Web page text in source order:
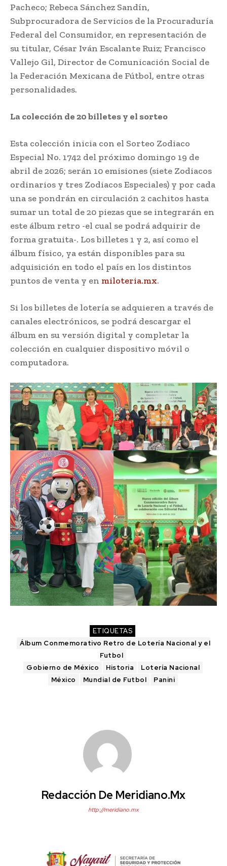
Pacheco; Rebeca Sánchez Sandín,
Subprocuradora de Servicios de la Procuraduría
Federal del Consumidor, en representación de
su titular, César Iván Escalante Ruiz; Francisco
Vallejo Gil, Director de Comunicación Social de
la Federación Mexicana de Fútbol, entre otras
personalidades.
La colección de 20 billetes y el sorteo
Esta colección inicia con el Sorteo Zodiaco
Especial No. 1742 del próximo domingo 19 de
abril de 2026; serán 10 emisiones (siete Zodiacos
ordinarios y tres Zodiacos Especiales) y por cada
una se pondrán en circulación 2 cachitos hasta
sumar un total de 20 piezas que se integrarán en
este álbum retro -el cual se podrá adquirir de
forma gratuita-. Los billetes 1 y 2, así como el
álbum físico, ya están disponibles para su
adquisición en todo el país en los distintos
puntos de venta y en miloteria.mx.
Si los billetes de lotería se adquieren a través de
canales electrónicos, se podrá descargar el
álbum en su versión digital y completar la
colección en cualquier dispositivo móvil o
computadora.
ETIQUETAS
Álbum Conmemorativo Retro de Lotería Nacional y el
Futbol
Gobierno de México
Historia
Lotería Nacional
México
Mundial de Futbol Panini
Redacción De Meridiano.mx
http://meridiano.mx